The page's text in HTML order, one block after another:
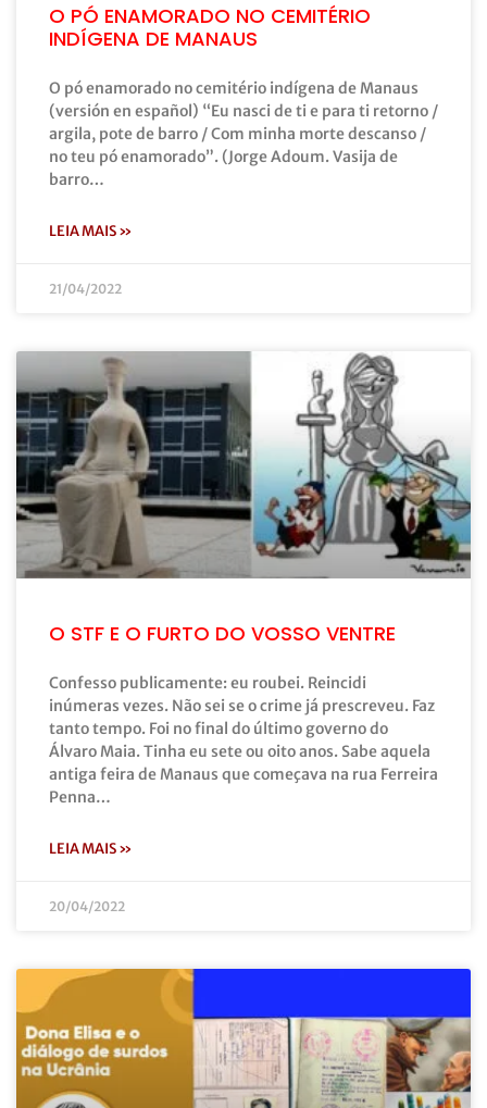
O PÓ ENAMORADO NO CEMITÉRIO
INDÍGENA DE MANAUS
O pó enamorado no cemitério indígena de Manaus
(versión en español) “Eu nasci de ti e para ti retorno /
argila, pote de barro / Com minha morte descanso /
no teu pó enamorado”. (Jorge Adoum. Vasija de
barro…
LEIA MAIS »
21/04/2022
O STF E O FURTO DO VOSSO VENTRE
Confesso publicamente: eu roubei. Reincidi
inúmeras vezes. Não sei se o crime já prescreveu. Faz
tanto tempo. Foi no final do último governo do
Álvaro Maia. Tinha eu sete ou oito anos. Sabe aquela
antiga feira de Manaus que começava na rua Ferreira
Penna…
LEIA MAIS »
20/04/2022